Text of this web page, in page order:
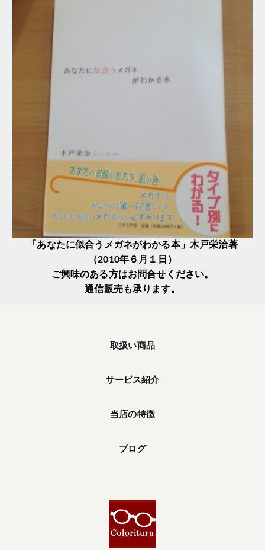
「あなたに似合うメガネがわかる本」木戸栄治著
（2010年６月１日）
ご興味のある方はお問合せください。
通信販売も承ります。
取扱い商品
サービス紹介
当店の特徴
ブログ